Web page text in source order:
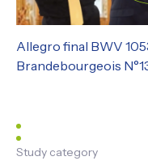
Allegro final BWV
Brandebourgeois
Study category